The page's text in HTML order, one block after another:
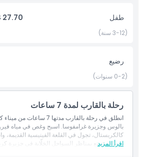
أبرز المعالم
المتضمنات
سياسة الأطفال والبالغين
الاستثناءات
غير مناسب لـ
طفل 27.70
(3-12 سنة)
رضيع
(0-2 سنوات)
رحلة بالقارب لمدة 7 ساعات
انطلق في رحلة بالقارب مدتها
بالوس وجزيرة غرامفوسا. اسبح وغص في مياه
كالكريستال، تجول في القلعة الفينيسية
بينما تستمتع بمناظر السواحل الخلّابة في جزيرة
اقرأ المزيد